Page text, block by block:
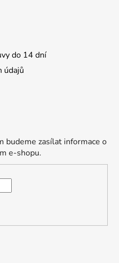
do 14 dní
údajů
budeme zasílat informace o
e-shopu.